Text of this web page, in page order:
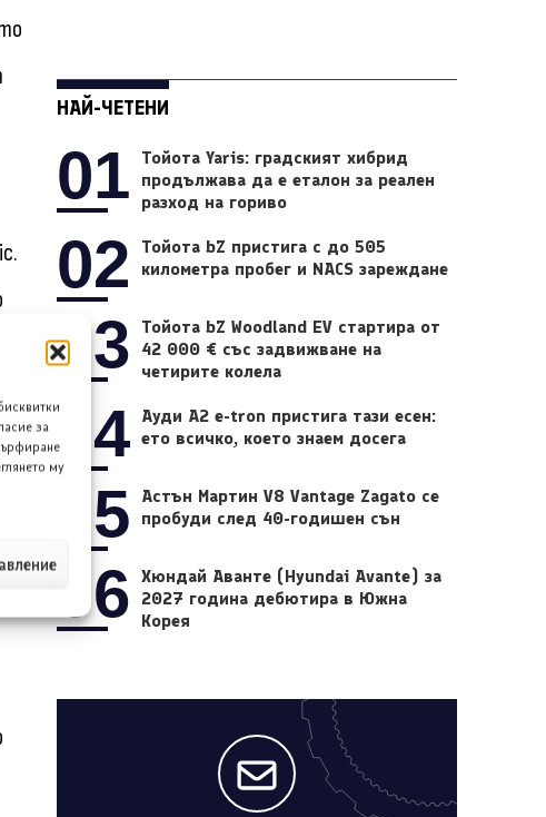
за
му
НАЙ-ЧЕТЕНИ
01
Тойота Yaris: градският хибрид
продължава да е еталон за реален
разход на гориво
02
Тойота bZ пристига с до 505
километра пробег и NACS зареждане
03
Тойота bZ Woodland EV стартира от
42 000 € със задвижване на
четирите колела
04 Ауди A2 e-tron пристига тази есен:
ето всичко, което знаем досега
05
Астън Мартин V8 Vantage Zagato се
пробуди след 40-годишен сън
06 Хюндай Аванте (Hyundai Avante) за
2027 година дебютира в Южна
Корея